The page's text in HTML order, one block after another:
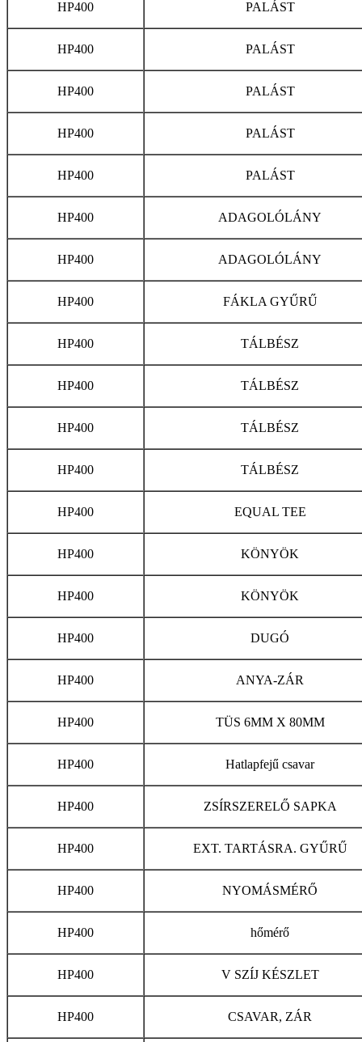
HP400 PALÁST
HP400 PALÁST
HP400 PALÁST
HP400 PALÁST
HP400 PALÁST
HP400 ADAGOLÓLÁNY
HP400 ADAGOLÓLÁNY
HP400 FÁKLA GYŰRŰ
HP400 TÁLBÉSZ
HP400 TÁLBÉSZ
HP400 TÁLBÉSZ
HP400 TÁLBÉSZ
HP400 EQUAL TEE
HP400 KÖNYÖK
HP400 KÖNYÖK
HP400 DUGÓ
HP400 ANYA-ZÁR
HP400 TÜS 6MM X 80MM
HP400 Hatlapfejű csavar
HP400 ZSÍRSZERELŐ SAPKA
HP400 EXT. TARTÁSRA. GYŰRŰ
HP400 NYOMÁSMÉRŐ
HP400 hőmérő
HP400 V SZÍJ KÉSZLET
HP400 CSAVAR, ZÁR